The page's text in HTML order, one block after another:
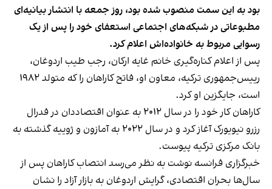
بود به این سمت منصوب شده بود، روز جمعه با انتشار بیانیه‌ای
مطبوعاتی در شبکه‌های اجتماعی استعفای خود را پس از یک
رسوایی مربوط به خانواده‌اش اعلام کرد.
پس از اعلام کناره‌گیری خانم غایه ارکان، رجب طیب اردوغان،
رییس‌جمهوری ترکیه، معاون او، فاتح کاراهان را که متولد ۱۹۸۲
است، جایگزین او کرد.
کاراهان کار خود را در سال ۲۰۱۲ به عنوان اقتصاددان در فدرال
رزرو نیویورک آغاز کرد و در سال ۲۰۲۲ به آمازون و ژوییه گذشته به
بانک مرکزی ترکیه پیوست.
خبرگزاری فرانسه نوشت به نظر می‌رسد انتصاب کاراهان پس از
سال‌ها بحران اقتصادی، گرایش اردوغان به بازار آزاد را نشان